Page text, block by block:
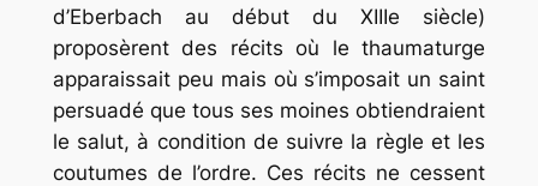
d’Eberbach au début du XIIIe siècle)
proposèrent des récits où le thaumaturge
apparaissait peu mais où s’imposait un saint
persuadé que tous ses moines obtiendraient
le salut, à condition de suivre la règle et les
coutumes de l’ordre. Ces récits ne cessent